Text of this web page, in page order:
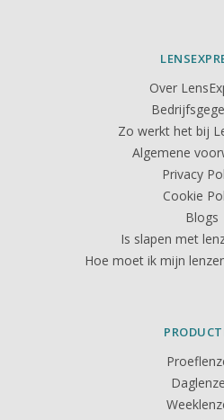
Over
Zo werkt het bij
Algemene
Privacy
Cookie
Blogs
Is slapen met
Hoe moet ik mijn